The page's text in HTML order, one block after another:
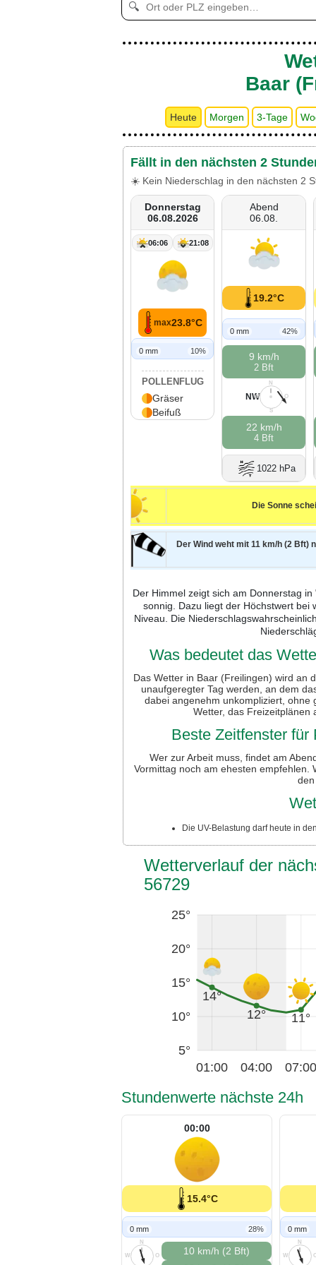
🔍
Baar
Heute Morgen 3-Tage
Fällt in den nächsten 2
☀️ Kein Niederschlag in den nächsten 2
Donnerstag
06.08.2026
06:06 21:08
max23.8°C
0 mm 10%
POLLENFLUG
Gräser
Beifuß
Abend
06.08.
19.2°C
0 mm 42%
9 km/h
2 Bft
N
O
S
W
NW
22 km/h
4 Bft
1022 hPa
Die Sonne
Der Wind weht mit 11 km/h (2 Bft)
Der Himmel zeigt sich am Donnerstag
sonnig. Dazu liegt der Höchstwert
Niveau. Die
Was bedeutet das
Das Wetter in Baar (Freilingen) wird an
unaufgeregter Tag werden, an dem
dabei angenehm unkompliziert, ohne
Wetter, das Freizeitplänen
Beste Zeitfenster für
Wer zur Arbeit muss, findet am
Vormittag noch am ehesten empfehlen.
den
Die UV-Belastung darf heute in
Wetterverlauf der
56729
5°
10°
15°
20°
25°
14°
12°
11°
01:00 04:00 07:00
Stundenwerte nächste 24h
00:00
15.4°C
0 mm 28%
N
O
W
10 km/h (2 Bft)
0 mm
N
W